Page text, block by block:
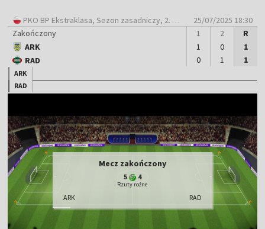
PKO BP Ekstraklasa , Sezon zasadniczy, 2. Kolejka
25/07/2025 18:30
Zakończony
ARK
RAD
1
1
0
2
0
1
R
1
1
ARK
RAD
Mecz zakończony
ARK
5 4
Rzuty rożne
RAD